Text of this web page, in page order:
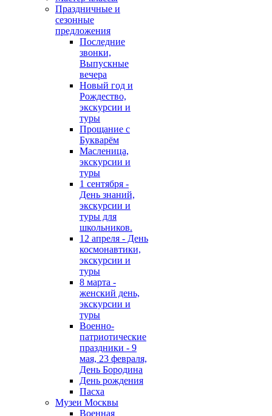
Праздничные и
сезонные
предложения
Последние
звонки,
Выпускные
вечера
Новый год и
Рождество,
экскурсии и
туры
Прощание с
Букварём
Масленица,
экскурсии и
туры
1 сентября -
День знаний,
экскурсии и
туры для
школьников.
12 апреля - День
космонавтики,
экскурсии и
туры
8 марта -
женский день,
экскурсии и
туры
Военно-
патриотические
праздники - 9
мая, 23 февраля,
День Бородина
День рождения
Пасха
Музеи Москвы
Военная